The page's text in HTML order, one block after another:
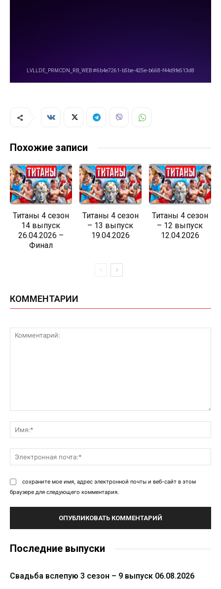
Похожие записи
Титаны 4 сезон
14 выпуск
26.04.2026 –
Финал
Титаны 4 сезон
– 13 выпуск
19.04.2026
Титаны 4 сезон
– 12 выпуск
12.04.2026
КОММЕНТАРИИ
сохраните мое имя, адрес электронной почты и веб-сайт в этом
браузере для следующего комментария.
Последние выпуски
Свадьба вслепую 3 сезон – 9 выпуск 06.08.2026